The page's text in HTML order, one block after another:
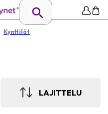
Kynttilät
LAJITTELU